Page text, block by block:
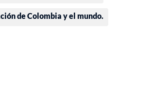
de Colombia y el mundo.